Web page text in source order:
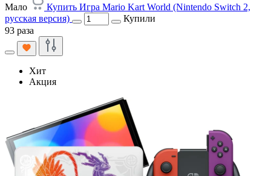
Мало
Купить Игра Mario Kart World (Nintendo Switch 2,
русская версия)
Купили
93 раза
Хит
Акция